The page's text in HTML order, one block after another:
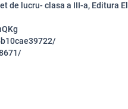
de lucru- clasa a III-a, Editura